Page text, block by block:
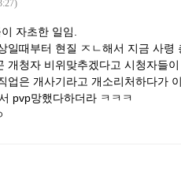
자초한 일임.
일때부터 현질 ㅈㄴ해서 지금 사령
개청자 비위맞추겠다고 시청자들
업은 개사기라고 개소리처하다가
pvp망했다하더라 ㅋㅋㅋ